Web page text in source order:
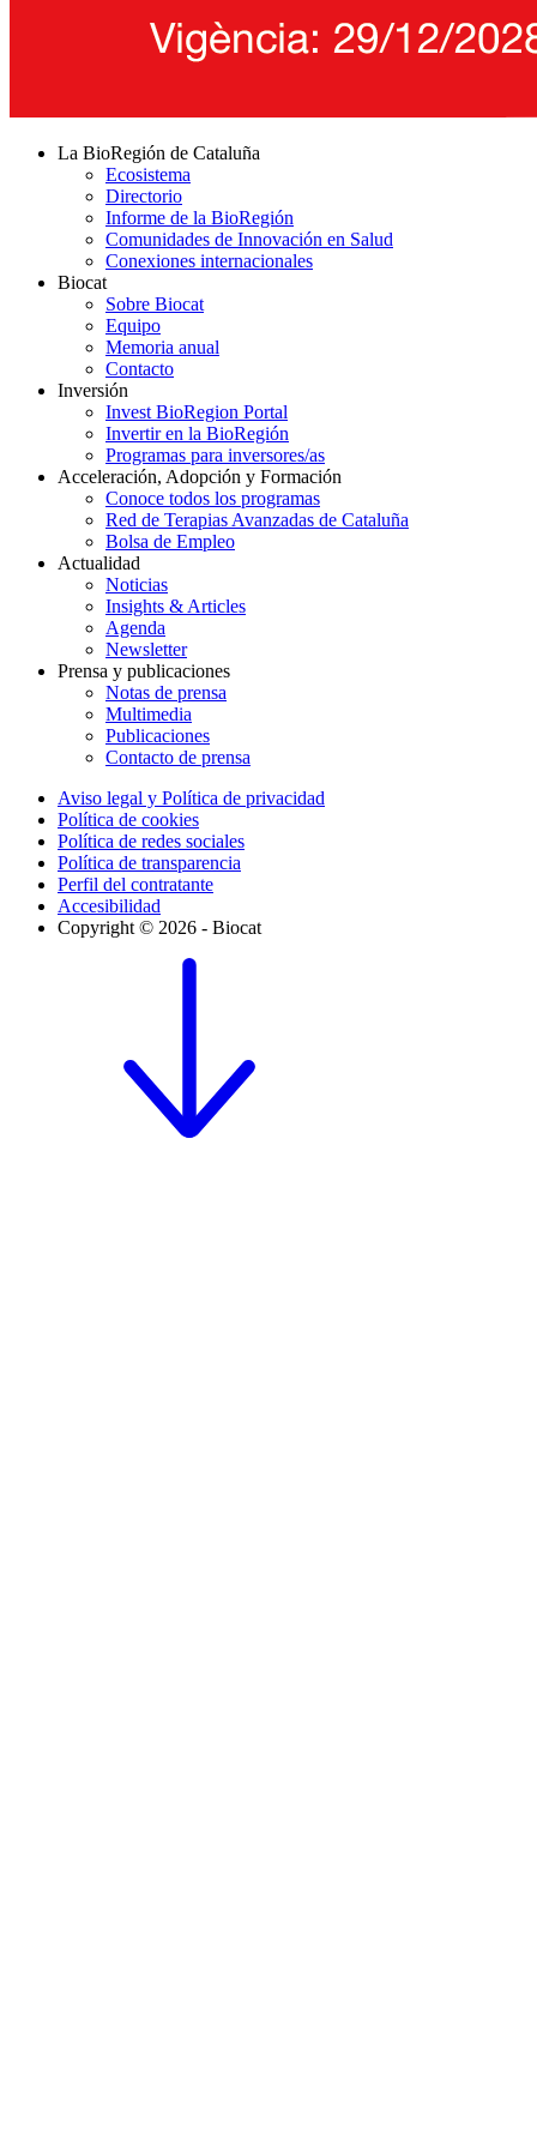
La BioRegión de Cataluña
Ecosistema
Directorio
Informe de la BioRegión
Comunidades de Innovación en Salud
Conexiones internacionales
Biocat
Sobre Biocat
Equipo
Memoria anual
Contacto
Inversión
Invest BioRegion Portal
Invertir en la BioRegión
Programas para inversores/as
Acceleración, Adopción y Formación
Conoce todos los programas
Red de Terapias Avanzadas de Cataluña
Bolsa de Empleo
Actualidad
Noticias
Insights & Articles
Agenda
Newsletter
Prensa y publicaciones
Notas de prensa
Multimedia
Publicaciones
Contacto de prensa
Aviso legal y Política de privacidad
Política de cookies
Política de redes sociales
Política de transparencia
Perfil del contratante
Accesibilidad
Copyright © 2026 - Biocat